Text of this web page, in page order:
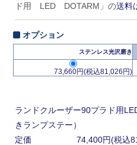
ド用 LED DOTARM」の送料
オプション
ステンレス光沢磨き
73,660円(税込81,026円)
ランドクルーザー90プラド用
きランプステー）
定価
74,400円(税込